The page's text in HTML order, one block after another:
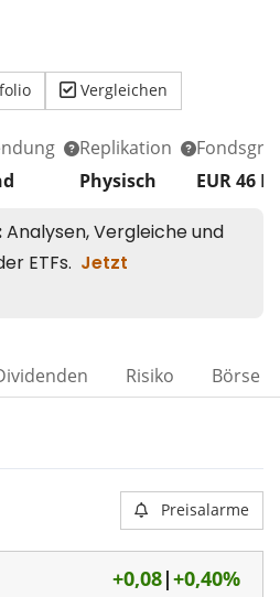
Vergleichen
Replikation
Physisch
EUR 46
Risiko Börse
Preisalarme
+0,08|+0,40%